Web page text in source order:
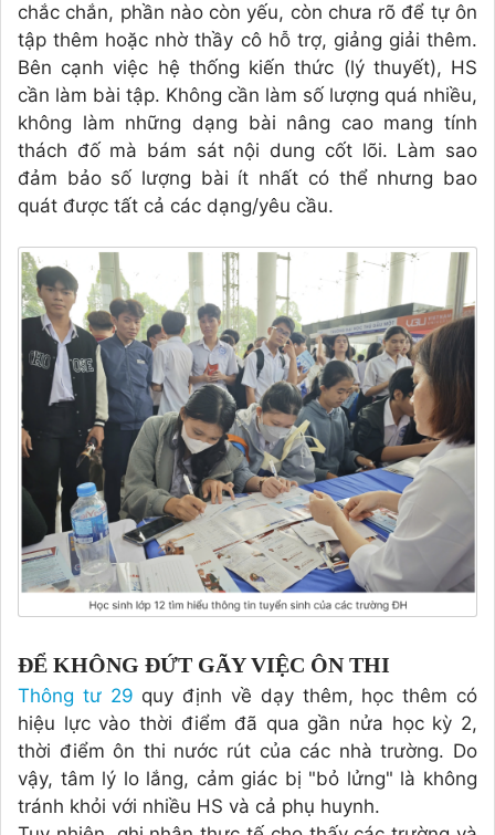
chắc chắn, phần nào còn yếu, còn chưa rõ để tự ôn
tập thêm hoặc nhờ thầy cô hỗ trợ, giảng giải thêm.
Bên cạnh việc hệ thống kiến thức (lý thuyết), HS
cần làm bài tập. Không cần làm số lượng quá nhiều,
không làm những dạng bài nâng cao mang tính
thách đố mà bám sát nội dung cốt lõi. Làm sao
đảm bảo số lượng bài ít nhất có thể nhưng bao
quát được tất cả các dạng/yêu cầu.
ĐỂ KHÔNG ĐỨT GÃY VIỆC ÔN THI
Thông tư 29 quy định về dạy thêm, học thêm có
hiệu lực vào thời điểm đã qua gần nửa học kỳ 2,
thời điểm ôn thi nước rút của các nhà trường. Do
vậy, tâm lý lo lắng, cảm giác bị "bỏ lửng" là không
tránh khỏi với nhiều HS và cả phụ huynh.